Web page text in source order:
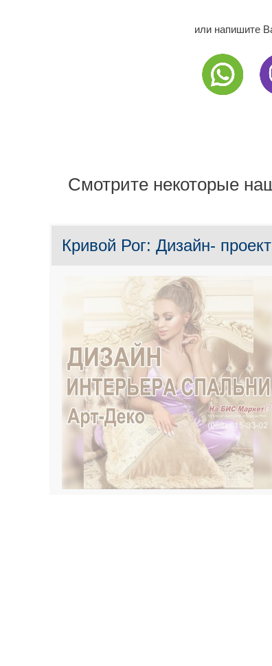
или напишите
Смотрите некоторые
Кривой Рог: Дизайн-